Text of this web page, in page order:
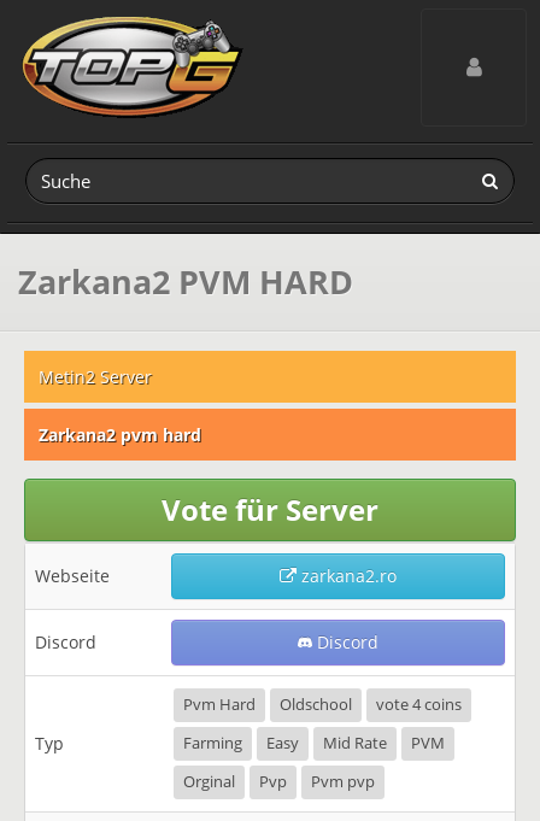
Toggle
Zarkana2 PVM HARD
Metin2 Server
Zarkana2 pvm hard
Vote für Server
Webseite zarkana2.ro
Discord Discord
Typ
Pvm Hard Oldschool
vote 4 coins
Farming
Easy Mid Rate
PVM
Orginal
Pvp Pvm pvp